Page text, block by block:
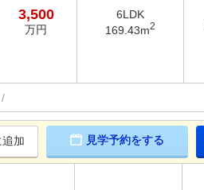
3,500
万円
6LDK
169.43m2
加 見学予約をする